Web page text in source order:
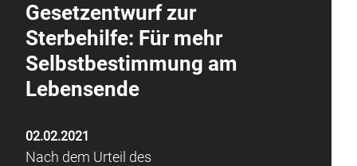
Gesetzentwurf zur
Sterbehilfe: Für mehr
Selbstbestimmung am
Lebensende
02.02.2021
Nach dem Urteil des